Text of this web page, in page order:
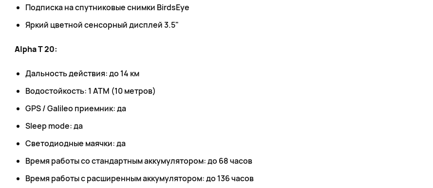
Подписка на спутниковые снимки BirdsEye
Яркий цветной сенсорный дисплей 3.5"
Alpha T 20:
Дальность действия: до 14 км
Водостойкость: 1 ATM (10 метров)
GPS / Galileo приемник: да
Sleep mode: да
Светодиодные маячки: да
Время работы со стандартным аккумулятором: до 68 часов
Время работы с расширенным аккумулятором: до 136 часов